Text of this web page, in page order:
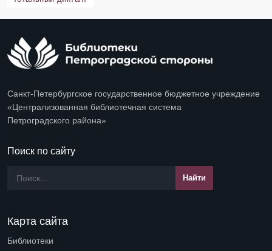
Санкт-Петербургское государственное бюджетное учреждение
«Централизованная библиотечная система
Петроградского района»
Поиск по сайту
Карта сайта
Библиотеки